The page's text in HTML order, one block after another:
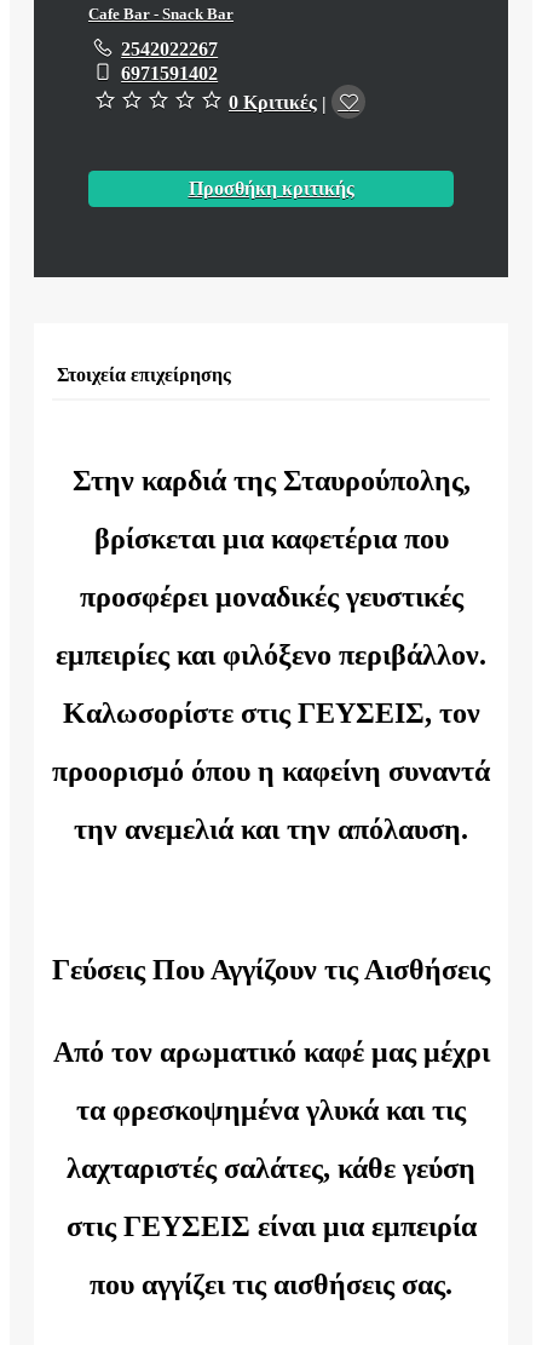
Cafe Bar - Snack Bar
2542022267
6971591402
0 Κριτικές |
Προσθήκη κριτικής
Στοιχεία επιχείρησης
Στην καρδιά της Σταυρούπολης,
βρίσκεται μια καφετέρια που
προσφέρει μοναδικές γευστικές
εμπειρίες και φιλόξενο περιβάλλον.
Καλωσορίστε στις ΓΕΥΣΕΙΣ, τον
προορισμό όπου η καφείνη συναντά
την ανεμελιά και την απόλαυση.
Γεύσεις Που Αγγίζουν τις Αισθήσεις
Από τον αρωματικό καφέ μας μέχρι
τα φρεσκοψημένα γλυκά και τις
λαχταριστές σαλάτες, κάθε γεύση
στις ΓΕΥΣΕΙΣ είναι μια εμπειρία
που αγγίζει τις αισθήσεις σας.